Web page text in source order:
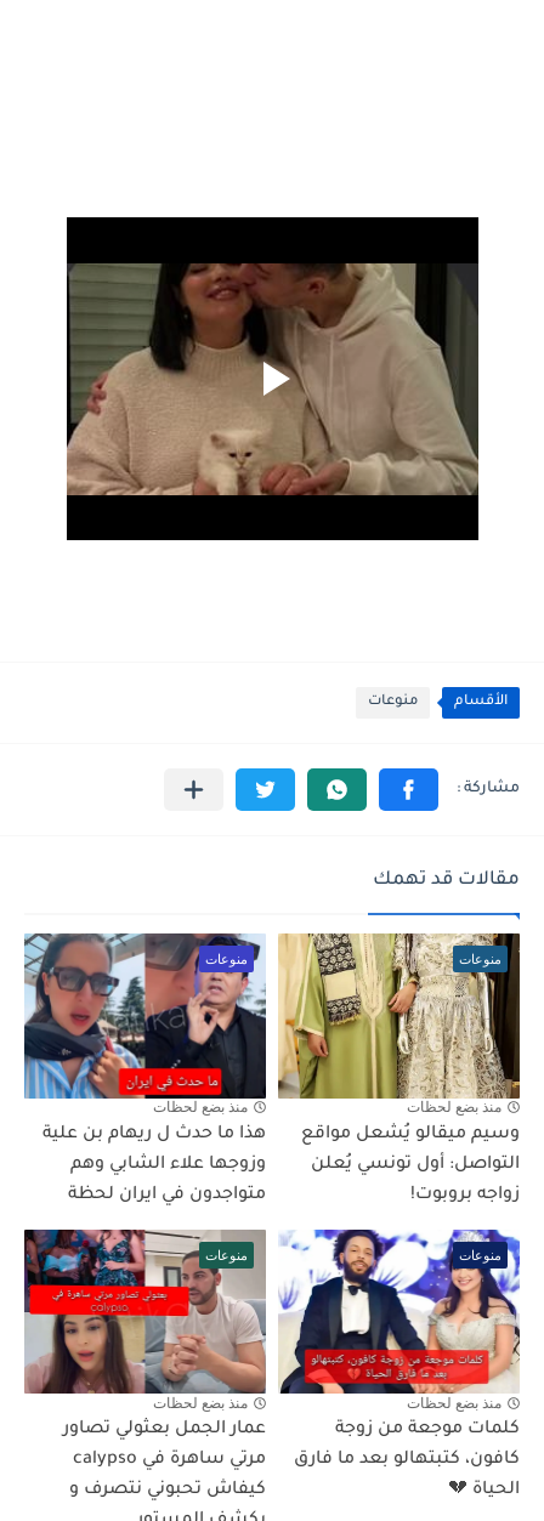
الأقسام منوعات
مقالات قد تهمك
منوعات
منذ بضع لحظات
وسيم ميقالو يُشعل مواقع
التواصل: أول تونسي يُعلن
زواجه بروبوت!
منوعات
منذ بضع لحظات
هذا ما حدث ل ريهام بن علية
وزوجها علاء الشابي وهم
متواجدون في ايران لحظة
منوعات
منذ بضع لحظات
كلمات موجعة من زوجة
كافون، كتبتهالو بعد ما فارق
الحياة 💔
منوعات
منذ بضع لحظات
عمار الجمل بعثولي تصاور
مرتي ساهرة في calypso
كيفاش تحبوني نتصرف و